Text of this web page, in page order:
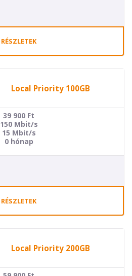
RÉSZLETEK
Local Priority 100GB
39 900 Ft
150 Mbit/s
15 Mbit/s
0 hónap
RÉSZLETEK
Local Priority 200GB